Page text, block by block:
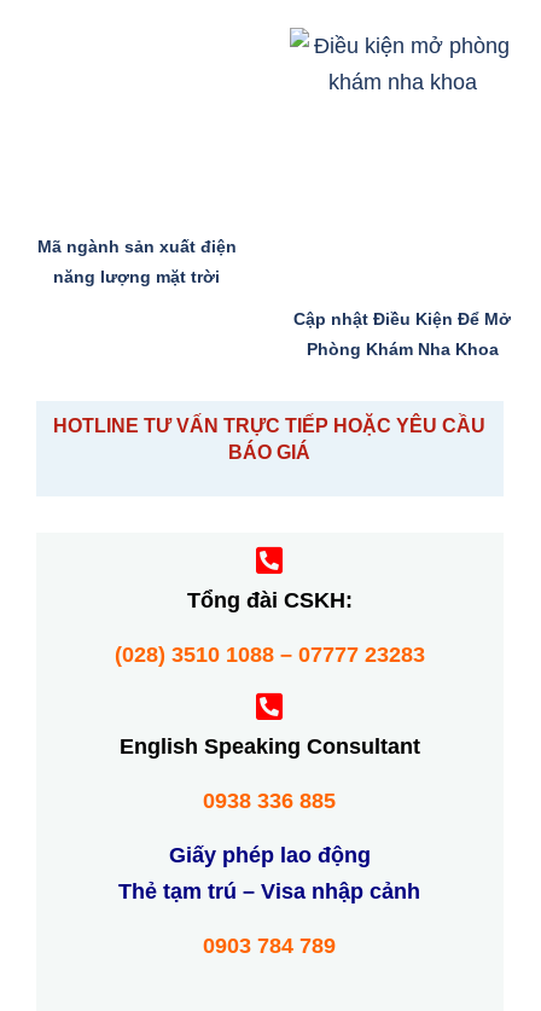
Mã ngành sản xuất điện
năng lượng mặt trời
Cập nhật Điều Kiện Để Mở
Phòng Khám Nha Khoa
HOTLINE TƯ VẤN TRỰC TIẾP HOẶC YÊU CẦU
BÁO GIÁ
Tổng đài CSKH:
(028) 3510 1088 – 07777 23283
English Speaking Consultant
0938 336 885
Giấy phép lao động
Thẻ tạm trú – Visa nhập cảnh
0903 784 789